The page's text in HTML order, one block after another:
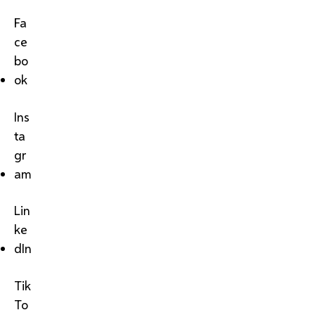
Fa
ce
bo
ok
Ins
ta
gr
am
Lin
ke
dIn
Tik
To